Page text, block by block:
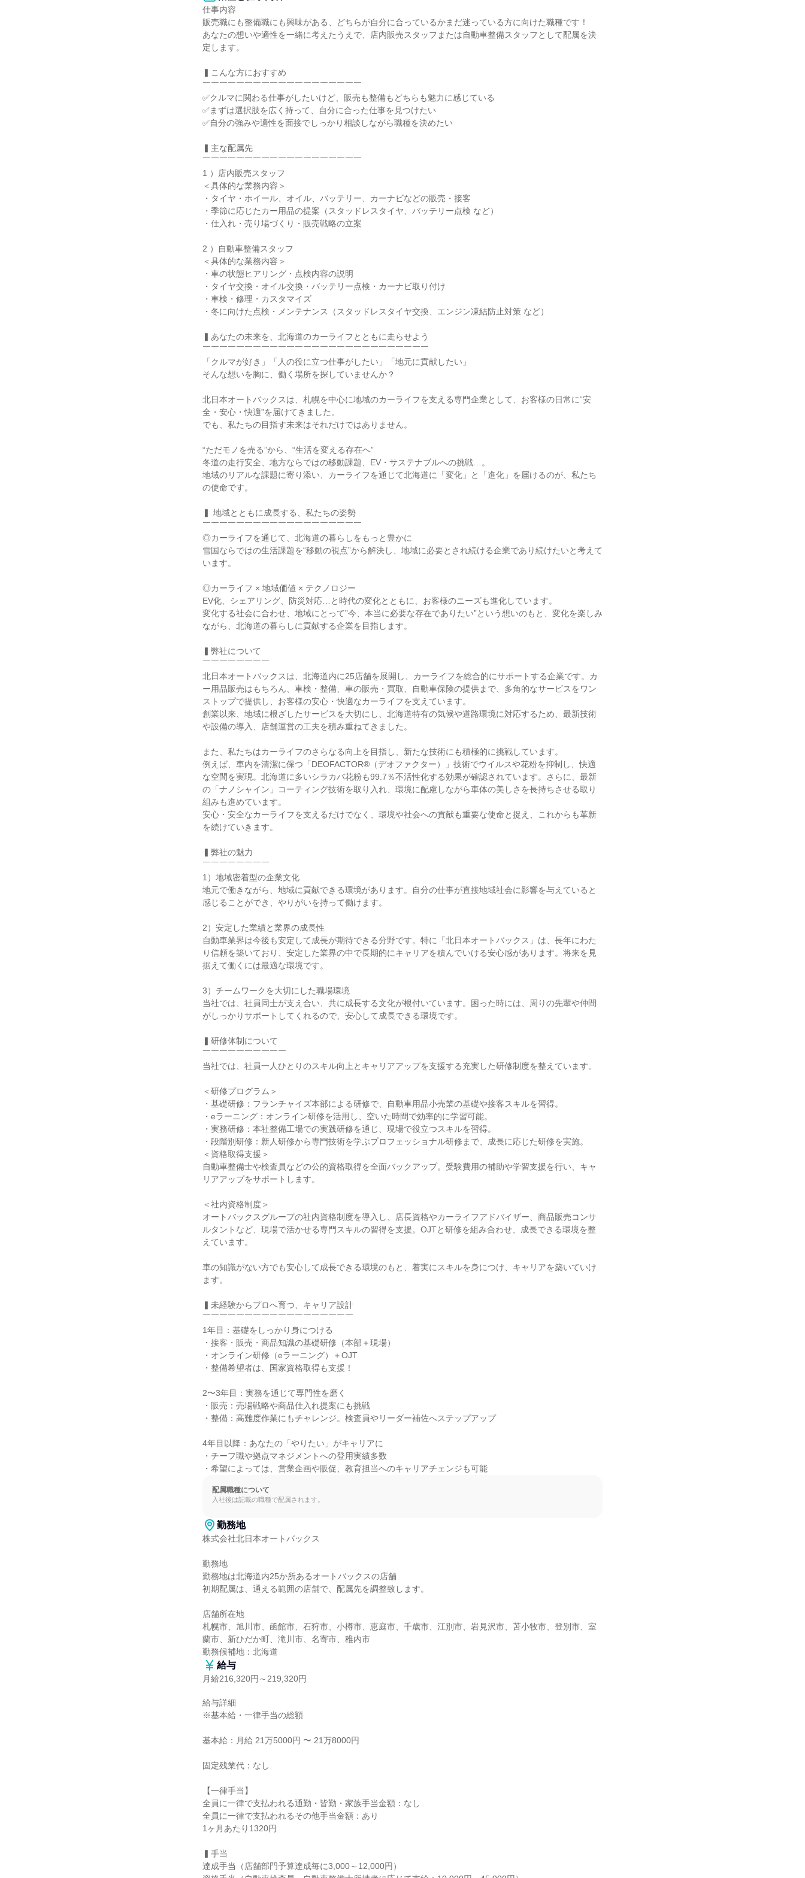
仕事内容
販売職にも整備職にも興味がある、どちらが自分に合っているかまだ迷っている方に向けた職種です！
あなたの想いや適性を一緒に考えたうえで、店内販売スタッフまたは自動車整備スタッフとして配属を決
定します。
▍こんな方におすすめ
￣￣￣￣￣￣￣￣￣￣￣￣￣￣￣￣￣￣￣
✅クルマに関わる仕事がしたいけど、販売も整備もどちらも魅力に感じている
✅まずは選択肢を広く持って、自分に合った仕事を見つけたい
✅自分の強みや適性を面接でしっかり相談しながら職種を決めたい
▍主な配属先
￣￣￣￣￣￣￣￣￣￣￣￣￣￣￣￣￣￣￣
1 ）店内販売スタッフ
＜具体的な業務内容＞
・タイヤ・ホイール、オイル、バッテリー、カーナビなどの販売・接客
・季節に応じたカー用品の提案（スタッドレスタイヤ、バッテリー点検 など）
・仕入れ・売り場づくり・販売戦略の立案
2 ）自動車整備スタッフ
＜具体的な業務内容＞
・車の状態ヒアリング・点検内容の説明
・タイヤ交換・オイル交換・バッテリー点検・カーナビ取り付け
・車検・修理・カスタマイズ
・冬に向けた点検・メンテナンス（スタッドレスタイヤ交換、エンジン凍結防止対策 など）
▍あなたの未来を、北海道のカーライフとともに走らせよう
￣￣￣￣￣￣￣￣￣￣￣￣￣￣￣￣￣￣￣￣￣￣￣￣￣￣￣
「クルマが好き」「人の役に立つ仕事がしたい」「地元に貢献したい」
そんな想いを胸に、働く場所を探していませんか？
北日本オートバックスは、札幌を中心に地域のカーライフを支える専門企業として、お客様の日常に“安
全・安心・快適”を届けてきました。
でも、私たちの目指す未来はそれだけではありません。
“ただモノを売る”から、“生活を変える存在へ”
冬道の走行安全、地方ならではの移動課題、EV・サステナブルへの挑戦…。
地域のリアルな課題に寄り添い、カーライフを通じて北海道に「変化」と「進化」を届けるのが、私たち
の使命です。
▍ 地域とともに成長する、私たちの姿勢
￣￣￣￣￣￣￣￣￣￣￣￣￣￣￣￣￣￣￣
◎カーライフを通じて、北海道の暮らしをもっと豊かに
雪国ならではの生活課題を“移動の視点”から解決し、地域に必要とされ続ける企業であり続けたいと考えて
います。
◎カーライフ × 地域価値 × テクノロジー
EV化、シェアリング、防災対応…と時代の変化とともに、お客様のニーズも進化しています。
変化する社会に合わせ、地域にとって”今、本当に必要な存在でありたい”という想いのもと、変化を楽しみ
ながら、北海道の暮らしに貢献する企業を目指します。
▍弊社について
￣￣￣￣￣￣￣￣
北日本オートバックスは、北海道内に25店舗を展開し、カーライフを総合的にサポートする企業です。カ
ー用品販売はもちろん、車検・整備、車の販売・買取、自動車保険の提供まで、多角的なサービスをワン
ストップで提供し、お客様の安心・快適なカーライフを支えています。
創業以来、地域に根ざしたサービスを大切にし、北海道特有の気候や道路環境に対応するため、最新技術
や設備の導入、店舗運営の工夫を積み重ねてきました。
また、私たちはカーライフのさらなる向上を目指し、新たな技術にも積極的に挑戦しています。
例えば、車内を清潔に保つ「DEOFACTOR®（デオファクター）」技術でウイルスや花粉を抑制し、快適
な空間を実現。北海道に多いシラカバ花粉も99.7％不活性化する効果が確認されています。さらに、最新
の「ナノシャイン」コーティング技術を取り入れ、環境に配慮しながら車体の美しさを長持ちさせる取り
組みも進めています。
安心・安全なカーライフを支えるだけでなく、環境や社会への貢献も重要な使命と捉え、これからも革新
を続けていきます。
▍弊社の魅力
￣￣￣￣￣￣￣￣
1）地域密着型の企業文化
地元で働きながら、地域に貢献できる環境があります。自分の仕事が直接地域社会に影響を与えていると
感じることができ、やりがいを持って働けます。
2）安定した業績と業界の成長性
自動車業界は今後も安定して成長が期待できる分野です。特に「北日本オートバックス」は、長年にわた
り信頼を築いており、安定した業界の中で長期的にキャリアを積んでいける安心感があります。将来を見
据えて働くには最適な環境です。
3）チームワークを大切にした職場環境
当社では、社員同士が支え合い、共に成長する文化が根付いています。困った時には、周りの先輩や仲間
がしっかりサポートしてくれるので、安心して成長できる環境です。
▍研修体制について
￣￣￣￣￣￣￣￣￣￣
当社では、社員一人ひとりのスキル向上とキャリアアップを支援する充実した研修制度を整えています。
＜研修プログラム＞
・基礎研修：フランチャイズ本部による研修で、自動車用品小売業の基礎や接客スキルを習得。
・eラーニング：オンライン研修を活用し、空いた時間で効率的に学習可能。
・実務研修：本社整備工場での実践研修を通じ、現場で役立つスキルを習得。
・段階別研修：新人研修から専門技術を学ぶプロフェッショナル研修まで、成長に応じた研修を実施。
＜資格取得支援＞
自動車整備士や検査員などの公的資格取得を全面バックアップ。受験費用の補助や学習支援を行い、キャ
リアアップをサポートします。
＜社内資格制度＞
オートバックスグループの社内資格制度を導入し、店長資格やカーライフアドバイザー、商品販売コンサ
ルタントなど、現場で活かせる専門スキルの習得を支援。OJTと研修を組み合わせ、成長できる環境を整
えています。
車の知識がない方でも安心して成長できる環境のもと、着実にスキルを身につけ、キャリアを築いていけ
ます。
▍未経験からプロへ育つ、キャリア設計
￣￣￣￣￣￣￣￣￣￣￣￣￣￣￣￣￣￣
1年目：基礎をしっかり身につける
・接客・販売・商品知識の基礎研修（本部＋現場）
・オンライン研修（eラーニング）＋OJT
・整備希望者は、国家資格取得も支援！
2〜3年目：実務を通じて専門性を磨く
・販売：売場戦略や商品仕入れ提案にも挑戦
・整備：高難度作業にもチャレンジ。検査員やリーダー補佐へステップアップ
4年目以降：あなたの「やりたい」がキャリアに
・チーフ職や拠点マネジメントへの登用実績多数
・希望によっては、営業企画や販促、教育担当へのキャリアチェンジも可能
配属職種について
入社後は記載の職種で配属されます。
勤務地
株式会社北日本オートバックス
勤務地
勤務地は北海道内25か所あるオートバックスの店舗
初期配属は、通える範囲の店舗で、配属先を調整致します。
店舗所在地
札幌市、旭川市、函館市、石狩市、小樽市、恵庭市、千歳市、江別市、岩見沢市、苫小牧市、登別市、室
蘭市、新ひだか町、滝川市、名寄市、稚内市
勤務候補地：北海道
給与
月給216,320円～219,320円
給与詳細
※基本給・一律手当の総額
基本給：月給 21万5000円 〜 21万8000円
固定残業代：なし
【一律手当】
全員に一律で支払われる通勤・皆勤・家族手当金額：なし
全員に一律で支払われるその他手当金額：あり
1ヶ月あたり1320円
▍手当
達成手当（店舗部門予算達成毎に3,000～12,000円）